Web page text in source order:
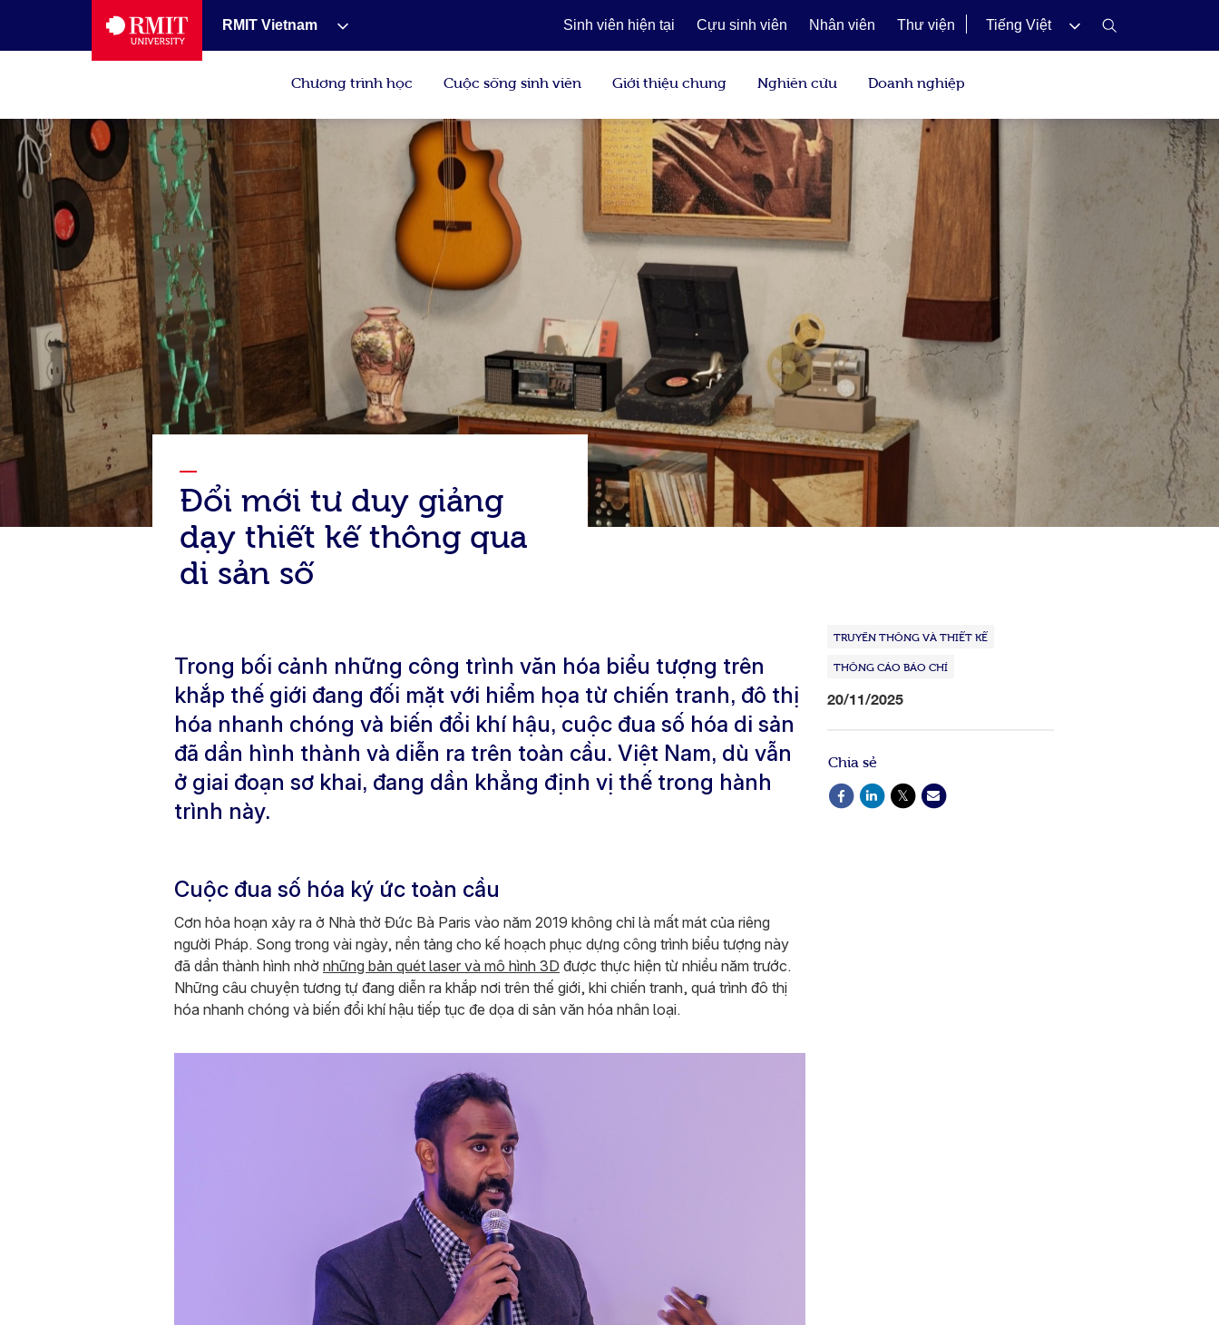
RMIT Vietnam Sinh viên hiện tại Cựu sinh viên Nhân viên Thư viện Tiếng Việt
Chương trình học Cuộc sống sinh viên Giới thiệu chung Nghiên cứu Doanh nghiệp
Đổi mới tư duy giảng
dạy thiết kế thông qua
di sản số
Trong bối cảnh những công trình văn hóa biểu tượng trên
khắp thế giới đang đối mặt với hiểm họa từ chiến tranh, đô thị
hóa nhanh chóng và biến đổi khí hậu, cuộc đua số hóa di sản
đã dần hình thành và diễn ra trên toàn cầu. Việt Nam, dù vẫn
ở giai đoạn sơ khai, đang dần khẳng định vị thế trong hành
trình này.
Cuộc đua số hóa ký ức toàn cầu
Cơn hỏa hoạn xảy ra ở Nhà thờ Đức Bà Paris vào năm 2019 không chỉ là mất mát của riêng
người Pháp. Song trong vài ngày, nền tảng cho kế hoạch phục dựng công trình biểu tượng này
đã dần thành hình nhờ những bản quét laser và mô hình 3D được thực hiện từ nhiều năm trước.
Những câu chuyện tương tự đang diễn ra khắp nơi trên thế giới, khi chiến tranh, quá trình đô thị
hóa nhanh chóng và biến đổi khí hậu tiếp tục đe dọa di sản văn hóa nhân loại.
TRUYỀN THÔNG VÀ THIẾT KẾ
THÔNG CÁO BÁO CHÍ
20/11/2025
Chia sẻ